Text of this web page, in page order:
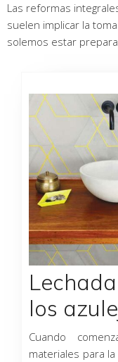
Las reformas
suelen implicar la
solemos estar
los
Cuando
materiales para